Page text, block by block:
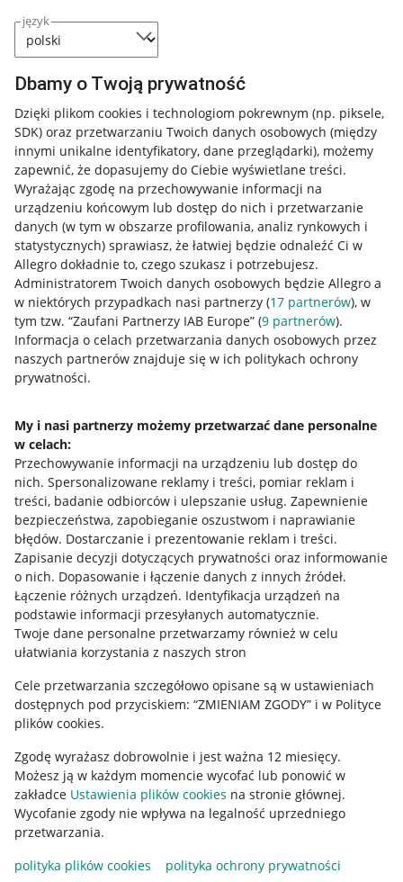
język
Dbamy o Twoją prywatność
Dzięki plikom cookies i technologiom pokrewnym (np. piksele,
SDK) oraz przetwarzaniu Twoich danych osobowych (między
innymi unikalne identyfikatory, dane przeglądarki), możemy
zapewnić, że dopasujemy do Ciebie wyświetlane treści.
Wyrażając zgodę na przechowywanie informacji na
urządzeniu końcowym lub dostęp do nich i przetwarzanie
danych (w tym w obszarze profilowania, analiz rynkowych i
statystycznych) sprawiasz, że łatwiej będzie odnaleźć Ci w
Allegro dokładnie to, czego szukasz i potrzebujesz.
Administratorem Twoich danych osobowych będzie Allegro a
w niektórych przypadkach nasi partnerzy (17 partnerów), w
tym tzw. “Zaufani Partnerzy IAB Europe” (9 partnerów).
Informacja o celach przetwarzania danych osobowych przez
naszych partnerów znajduje się w ich politykach ochrony
prywatności.
My i nasi partnerzy możemy przetwarzać dane personalne
w celach:
Przechowywanie informacji na urządzeniu lub dostęp do
nich. Spersonalizowane reklamy i treści, pomiar reklam i
treści, badanie odbiorców i ulepszanie usług. Zapewnienie
bezpieczeństwa, zapobieganie oszustwom i naprawianie
błędów. Dostarczanie i prezentowanie reklam i treści.
Zapisanie decyzji dotyczących prywatności oraz informowanie
o nich. Dopasowanie i łączenie danych z innych źródeł.
Łączenie różnych urządzeń. Identyfikacja urządzeń na
podstawie informacji przesyłanych automatycznie.
Twoje dane personalne przetwarzamy również w celu
ułatwiania korzystania z naszych stron
Cele przetwarzania szczegółowo opisane są w ustawieniach
dostępnych pod przyciskiem: “ZMIENIAM ZGODY” i w Polityce
plików cookies.
Zgodę wyrażasz dobrowolnie i jest ważna 12 miesięcy.
Możesz ją w każdym momencie wycofać lub ponowić w
zakładce Ustawienia plików cookies na stronie głównej.
Wycofanie zgody nie wpływa na legalność uprzedniego
przetwarzania.
polityka plików cookies
polityka ochrony prywatności
Przydatne informacje
Jak to działa
Allegro Gadane dla sprzedających
Allegro Gadane dla kupujących
Mapa miejscowości
Informacje prawne
Regulamin
Polityka plików "cookies"
Ustawienia plików "cookies"
Udostępnianie lokalizacji
Informacje dla Aktu o Usługach Cyfrowych
Pobierz aplikację